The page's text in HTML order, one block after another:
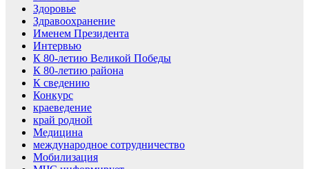
Здоровье
Здравоохранение
Именем Президента
Интервью
К 80-летию Великой Победы
К 80-летию района
К сведению
Конкурс
краеведение
край родной
Медицина
международное сотрудничество
Мобилизация